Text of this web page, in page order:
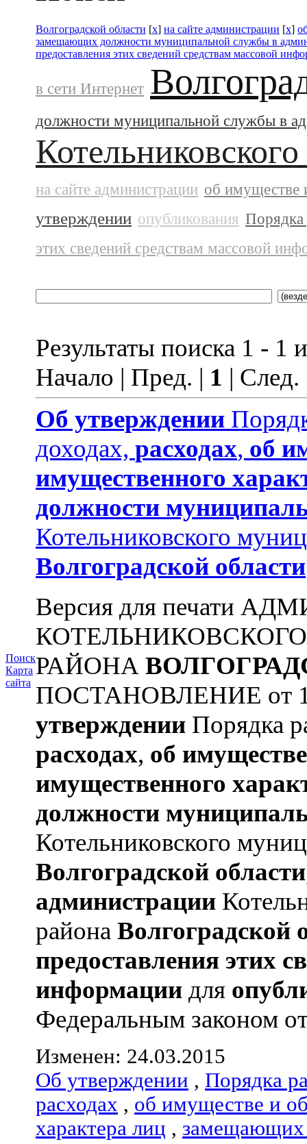
Поиск
Карта
сайта
Волгоградской области [x] на сайте администрации [x]
замещающих должности муниципальной службы в
предоставления этих сведений средствам массовой
в сети Интернет
должности муниципальной службы в
на сайте администрации об имуществе
утверждении опубликования Порядка
этих сведений средствам массовой
Результаты поиска 1 - 1
Начало | Пред. | 1 |
Об утверждении
доходах, расходах, об
имущественного
должности
Котельниковского
Волгоградской области
Версия для печати
РАЙОНА
ПОСТАНОВЛЕНИЕ от
утверждении Порядка
расходах, об
имущественного
должности
Котельниковского
Волгоградской области
администрации
района Волгоградской
предоставления этих
информации для
Федеральным законом
Изменен: 24.03.2015
Об утверждении , Порядка
расходах , об имуществе и
характера лиц , замещающих